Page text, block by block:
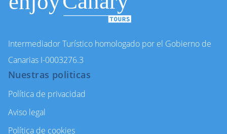
Intermediador Turístico homologado por el Gobierno de
Canarias I-0003276.3
Nuestras politicas
Política de privacidad
Aviso legal
Política de cookies